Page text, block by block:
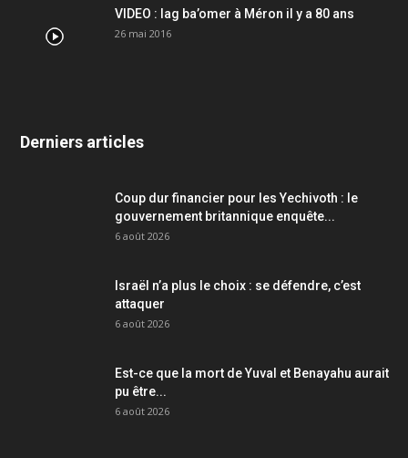
VIDEO : lag ba’omer à Méron il y a 80 ans
26 mai 2016
Derniers articles
Coup dur financier pour les Yechivoth : le
gouvernement britannique enquête...
6 août 2026
Israël n’a plus le choix : se défendre, c’est
attaquer
6 août 2026
Est-ce que la mort de Yuval et Benayahu aurait
pu être...
6 août 2026